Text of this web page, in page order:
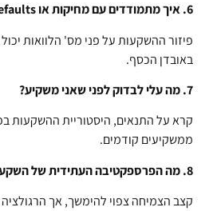
6. איך מתמודדים עם מחיקות או Defaults בהשקעות P2P?
פיזור ההשקעות על פני מס' הלוואות
באובדן הכסף.
7. מה עלי לבדוק לפני שאני משקיע?
קרא על התנאים, היסטוריית ההשקעות
ממשקיעים קודמים.
8. מה הפרספקטיבה העתידית של השקעות P2P?
קצב הצמיחה צפוי להימשך, אך